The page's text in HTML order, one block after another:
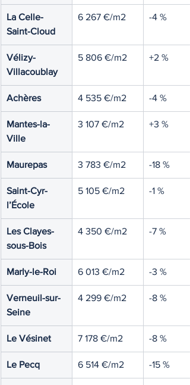
La Celle-
Saint-Cloud
6 267 €/m2 -4 %
Vélizy-
Villacoublay
5 806 €/m2 +2 %
Achères 4 535 €/m2 -4 %
Mantes-la-
Ville
3 107 €/m2 +3 %
Maurepas 3 783 €/m2 -18 %
Saint-Cyr-
l’École
5 105 €/m2 -1 %
Les Clayes-
sous-Bois
4 350 €/m2 -7 %
Marly-le-Roi 6 013 €/m2 -3 %
Verneuil-sur-
Seine
4 299 €/m2 -8 %
Le Vésinet 7 178 €/m2 -8 %
Le Pecq 6 514 €/m2 -15 %